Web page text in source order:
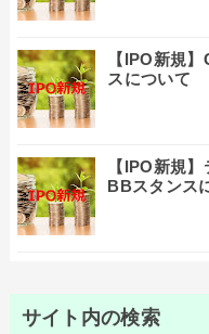
【IPO新規
スについて
【IPO新規
BBスタンス
サイト内の検索